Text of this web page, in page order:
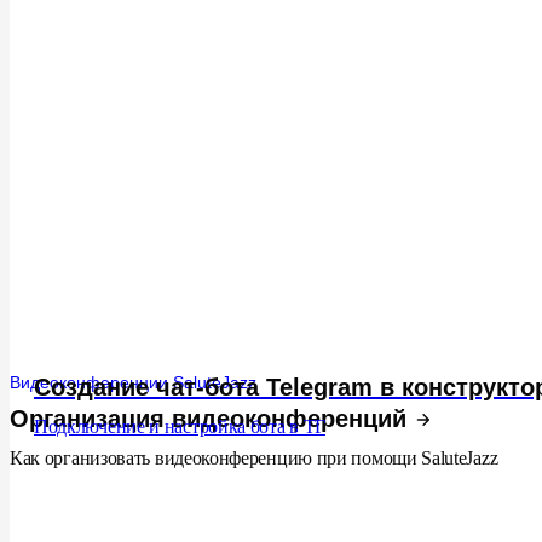
Видеоконференции SaluteJazz
Организация видеоконференций
Как организовать видеоконференцию при помощи SaluteJazz
Создание чат-бота Telegram в
Подключение и настройка бота в ТГ